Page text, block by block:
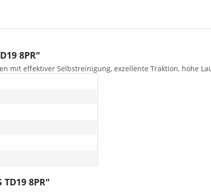
8PR"
mit effektiver Selbstreinigung, exzellente Traktion, hohe
8PR"